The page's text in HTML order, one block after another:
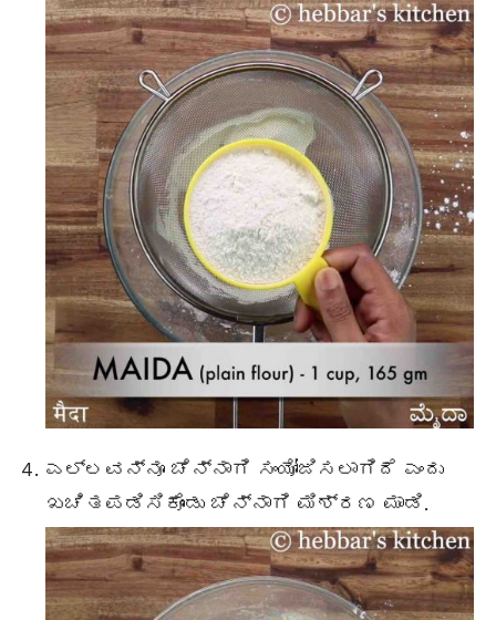
ಎಲ್ಲವನ್ನೂ ಚೆನ್ನಾಗಿ ಸಂಯೋಜಿಸಲಾಗಿದೆ ಎಂದು
ಖಚಿತಪಡಿಸಿಕೊಂಡು ಚೆನ್ನಾಗಿ ಮಿಶ್ರಣ ಮಾಡಿ.